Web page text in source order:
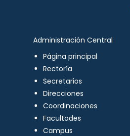
Administración Central
Página principal
Rectoría
Secretarios
Direcciones
Coordinaciones
Facultades
Campus